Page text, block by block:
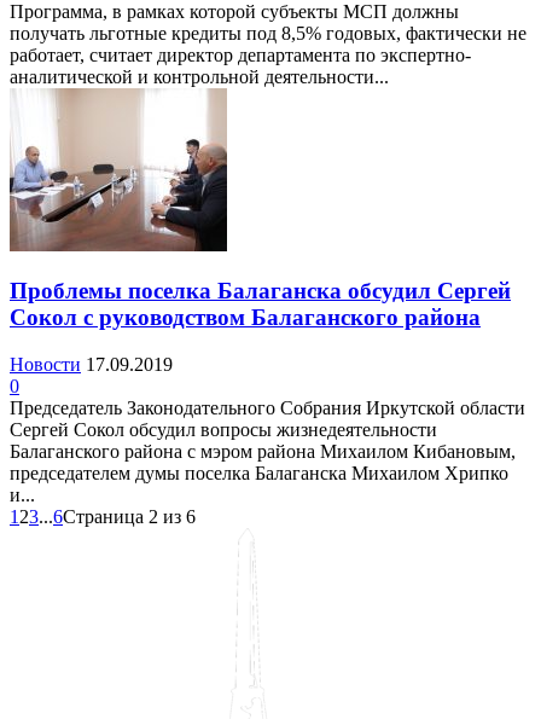
Программа, в рамках которой субъекты МСП должны
получать льготные кредиты под 8,5% годовых, фактически не
работает, считает директор департамента по экспертно-
аналитической и контрольной деятельности...
Проблемы поселка Балаганска обсудил Сергей
Сокол с руководством Балаганского района
Новости 17.09.2019
0
Председатель Законодательного Собрания Иркутской области
Сергей Сокол обсудил вопросы жизнедеятельности
Балаганского района с мэром района Михаилом Кибановым,
председателем думы поселка Балаганска Михаилом Хрипко
и...
1 23...6Страница 2 из 6